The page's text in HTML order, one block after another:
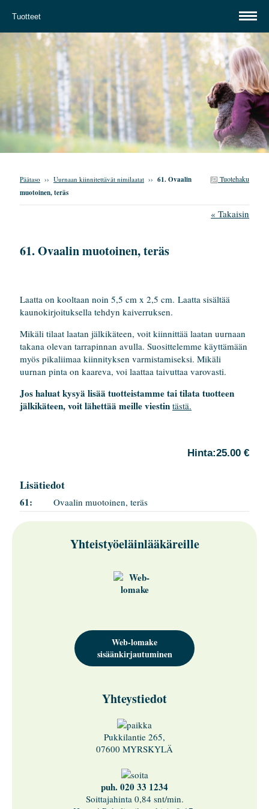
Tuotteet
Tuotehaku
Päätaso ›› Uurnaan kiinnitettävät nimilaatat ›› 61. Ovaalin
muotoinen, teräs
« Takaisin
61. Ovaalin muotoinen, teräs
Laatta on kooltaan noin 5,5 cm x 2,5 cm. Laatta sisältää
kaunokirjoituksella tehdyn kaiverruksen.
Mikäli tilaat laatan jälkikäteen, voit kiinnittää laatan uurnaan
takana olevan tarrapinnan avulla. Suosittelemme käyttämään
myös pikaliimaa kiinnityksen varmistamiseksi. Mikäli
uurnan pinta on kaareva, voi laattaa taivuttaa varovasti.
Jos haluat kysyä lisää tuotteistamme tai tilata tuotteen
jälkikäteen, voit lähettää meille viestin tästä.
Hinta:25.00 €
Lisätiedot
61: Ovaalin muotoinen, teräs
Yhteistyöeläinlääkäreille
Web-lomake
sisäänkirjautuminen
Yhteystiedot
Pukkilantie 265,
07600 MYRSKYLÄ
puh. 020 33 1234
Soittajahinta 0,84 snt/min.